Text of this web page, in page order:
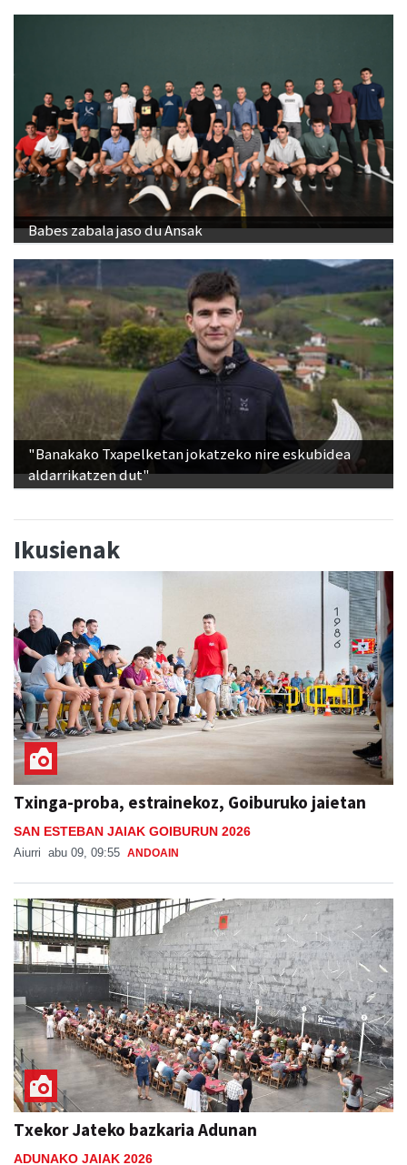
Babes zabala jaso du Ansak
"Banakako Txapelketan jokatzeko nire eskubidea
aldarrikatzen dut"
Ikusienak
Txinga-proba, estrainekoz, Goiburuko jaietan
SAN ESTEBAN JAIAK GOIBURUN 2026
Aiurri abu 09, 09:55 ANDOAIN
Txekor Jateko bazkaria Adunan
ADUNAKO JAIAK 2026